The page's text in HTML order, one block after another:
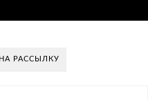
РАССЫЛКУ